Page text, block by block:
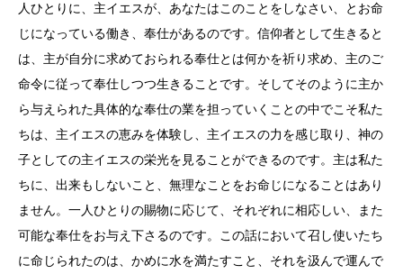
人ひとりに、主イエスが、あなたはこのことをしなさい、とお命
じになっている働き、奉仕があるのです。信仰者として生きると
は、主が自分に求めておられる奉仕とは何かを祈り求め、主のご
命令に従って奉仕しつつ生きることです。そしてそのように主か
ら与えられた具体的な奉仕の業を担っていくことの中でこそ私た
ちは、主イエスの恵みを体験し、主イエスの力を感じ取り、神の
子としての主イエスの栄光を見ることができるのです。主は私た
ちに、出来もしないこと、無理なことをお命じになることはあり
ません。一人ひとりの賜物に応じて、それぞれに相応しい、また
可能な奉仕をお与え下さるのです。この話において召し使いたち
に命じられたのは、かめに水を満たすこと、それを汲んで運んで